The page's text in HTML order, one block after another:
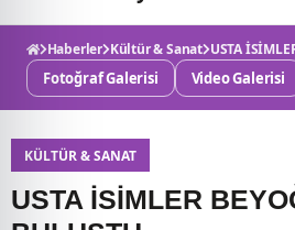
Haberler Kültür & Sanat USTA
Fotoğraf Galerisi Video Galerisi
KÜLTÜR & SANAT
USTA İSİMLER